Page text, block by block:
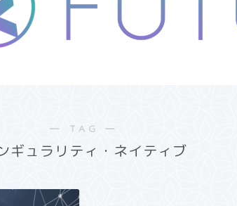
― TAG ―
ギュラリティ・ネイティブ